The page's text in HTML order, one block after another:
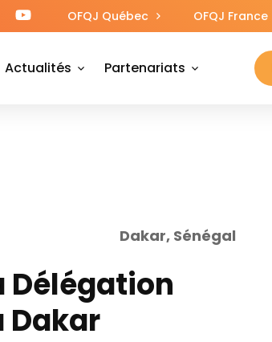
OFQJ Québec OFQJ France
Actualités Partenariats
Dakar, Sénégal
Délégation
Dakar